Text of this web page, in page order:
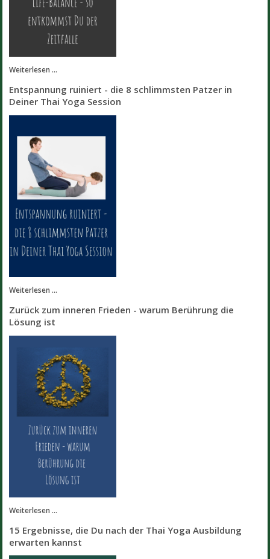
Weiterlesen ...
Entspannung ruiniert - die 8 schlimmsten Patzer in
Deiner Thai Yoga Session
Weiterlesen ...
Zurück zum inneren Frieden - warum Berührung die
Lösung ist
Weiterlesen ...
15 Ergebnisse, die Du nach der Thai Yoga Ausbildung
erwarten kannst